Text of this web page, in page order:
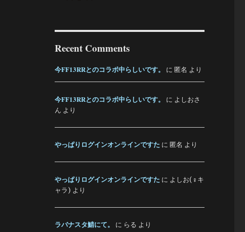
Recent Comments
今FF13RRとのコラボ中らしいです。 に 匿名 より
今FF13RRとのコラボ中らしいです。 に よしおさ
ん より
やっぱりログインオンラインですた に 匿名 より
やっぱりログインオンラインですた に よしお(♀キ
ャラ) より
ラバナスタ鯖にて。 に らる より